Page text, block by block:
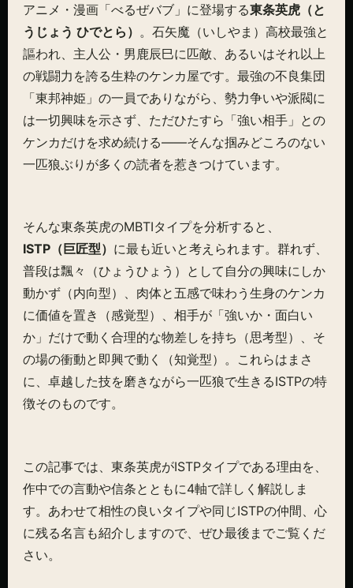
アニメ・漫画「べるぜバブ」に登場する東条英虎（と
うじょう ひでとら） 。石矢魔（いしやま）高校最強と
謳われ、主人公・男鹿辰巳に匹敵、あるいはそれ以上
の戦闘力を誇る生粋のケンカ屋です。最強の不良集団
「東邦神姫」の一員でありながら、勢力争いや派閥に
は一切興味を示さず、ただひたすら「強い相手」との
ケンカだけを求め続ける——そんな掴みどころのない
一匹狼ぶりが多くの読者を惹きつけています。
そんな東条英虎のMBTIタイプを分析すると、
ISTP（巨匠型） に最も近いと考えられます。群れず、
普段は飄々（ひょうひょう）として自分の興味にしか
動かず（内向型）、肉体と五感で味わう生身のケンカ
に価値を置き（感覚型）、相手が「強いか・面白い
か」だけで動く合理的な物差しを持ち（思考型）、そ
の場の衝動と即興で動く（知覚型）。これらはまさ
に、卓越した技を磨きながら一匹狼で生きるISTPの特
徴そのものです。
この記事では、東条英虎がISTPタイプである理由を、
作中での言動や信条とともに4軸で詳しく解説しま
す。あわせて相性の良いタイプや同じISTPの仲間、心
に残る名言も紹介しますので、ぜひ最後までご覧くだ
さい。